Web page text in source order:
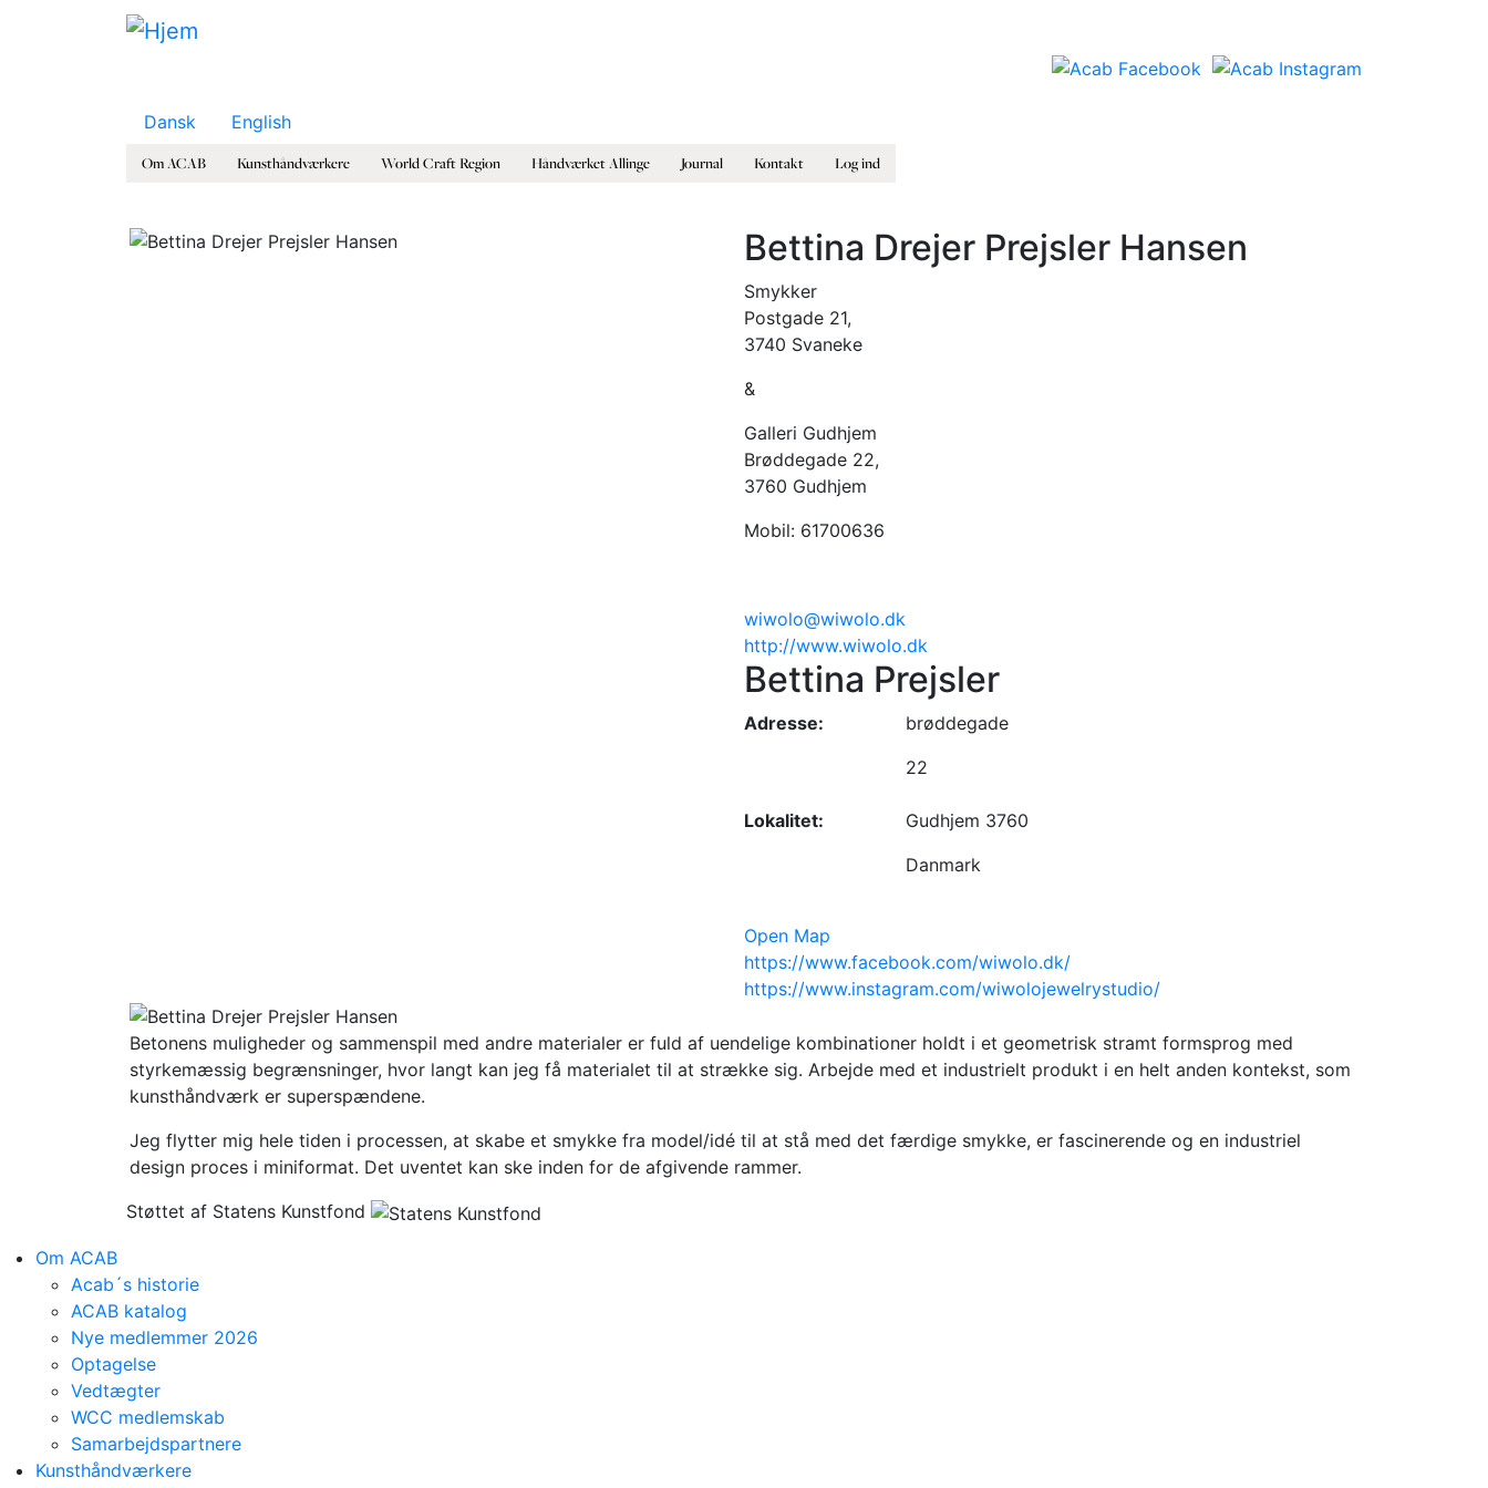
Gå til hovedindhold
Dansk English
Om ACAB Kunsthåndværkere World Craft Region Håndværket Allinge Journal Kontakt Log ind
Bettina Drejer Prejsler Hansen
Smykker
Postgade 21,
3740 Svaneke
&
Galleri Gudhjem
Brøddegade 22,
3760 Gudhjem
Mobil: 61700636
wiwolo@wiwolo.dk
http://www.wiwolo.dk
Bettina Prejsler
Adresse:
brøddegade
22
Lokalitet:
Gudhjem 3760
Danmark
Open Map
https://www.facebook.com/wiwolo.dk/
https://www.instagram.com/wiwolojewelrystudio/
Betonens muligheder og sammenspil med andre materialer er fuld af uendelige kombinationer holdt i et geometrisk stramt formsprog med
styrkemæssig begrænsninger, hvor langt kan jeg få materialet til at strække sig. Arbejde med et industrielt produkt i en helt anden kontekst, som
kunsthåndværk er superspændene.
Jeg flytter mig hele tiden i processen, at skabe et smykke fra model/idé til at stå med det færdige smykke, er fascinerende og en industriel
design proces i miniformat. Det uventet kan ske inden for de afgivende rammer.
Støttet af Statens Kunstfond
Om ACAB
Acab´s historie
ACAB katalog
Nye medlemmer 2026
Optagelse
Vedtægter
WCC medlemskab
Samarbejdspartnere
Kunsthåndværkere